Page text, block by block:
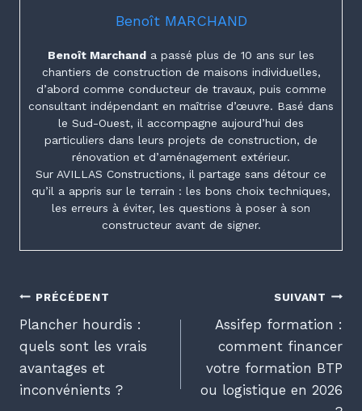
Benoît MARCHAND
Benoît Marchand a passé plus de 10 ans sur les
chantiers de construction de maisons individuelles,
d’abord comme conducteur de travaux, puis comme
consultant indépendant en maîtrise d’œuvre. Basé dans
le Sud-Ouest, il accompagne aujourd’hui des
particuliers dans leurs projets de construction, de
rénovation et d’aménagement extérieur.
Sur AVILLAS Constructions, il partage sans détour ce
qu’il a appris sur le terrain : les bons choix techniques,
les erreurs à éviter, les questions à poser à son
constructeur avant de signer.
Navigation
de
l’article
PRÉCÉDENT
Plancher hourdis :
quels sont les vrais
avantages et
inconvénients ?
SUIVANT
Assifep formation :
comment financer
votre formation BTP
ou logistique en 2026